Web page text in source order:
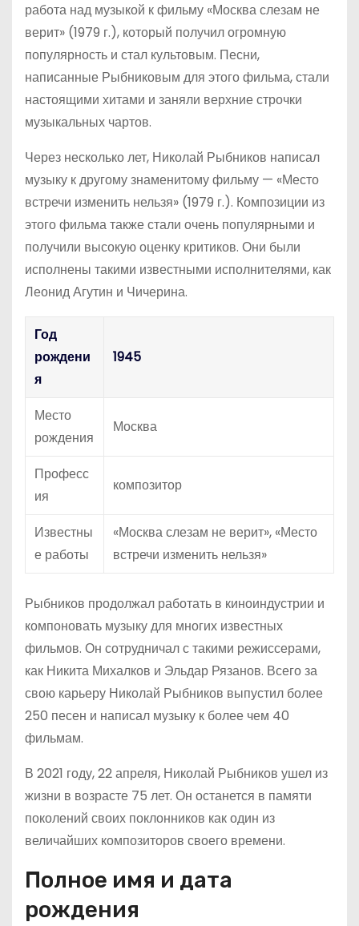
работа над музыкой к фильму «Москва слезам не
верит» (1979 г.), который получил огромную
популярность и стал культовым. Песни,
написанные Рыбниковым для этого фильма, стали
настоящими хитами и заняли верхние строчки
музыкальных чартов.
Через несколько лет, Николай Рыбников написал
музыку к другому знаменитому фильму — «Место
встречи изменить нельзя» (1979 г.). Композиции из
этого фильма также стали очень популярными и
получили высокую оценку критиков. Они были
исполнены такими известными исполнителями, как
Леонид Агутин и Чичерина.
Год
рождени
я
1945
Место
рождения
Москва
Професс
ия
композитор
Известны
е работы
«Москва слезам не верит», «Место
встречи изменить нельзя»
Рыбников продолжал работать в киноиндустрии и
компоновать музыку для многих известных
фильмов. Он сотрудничал с такими режиссерами,
как Никита Михалков и Эльдар Рязанов. Всего за
свою карьеру Николай Рыбников выпустил более
250 песен и написал музыку к более чем 40
фильмам.
В 2021 году, 22 апреля, Николай Рыбников ушел из
жизни в возрасте 75 лет. Он останется в памяти
поколений своих поклонников как один из
величайших композиторов своего времени.
Полное имя и дата
рождения